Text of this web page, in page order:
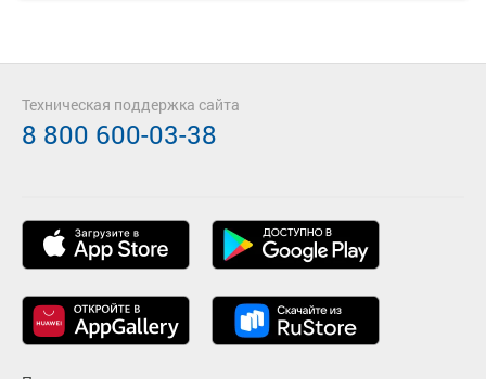
Техническая поддержка сайта
8 800 600-03-38